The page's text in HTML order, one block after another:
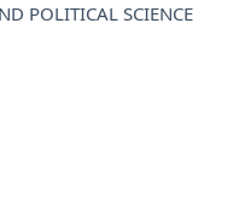
POLITICAL SCIENCE